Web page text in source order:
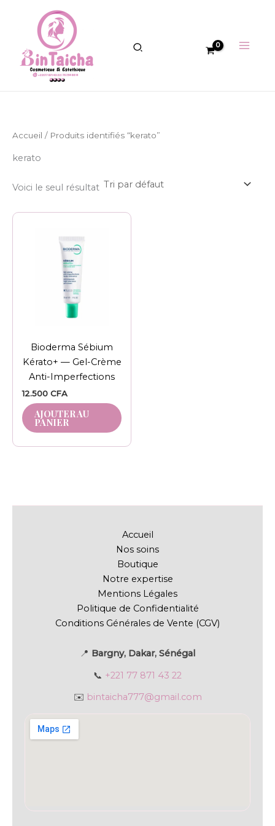
Accueil / Produits identifiés “kerato”
kerato
Voici le seul résultat
Bioderma Sébium
Kérato+ — Gel-Crème
Anti-Imperfections
12.500 CFA
AJOUTER AU
PANIER
Accueil
Nos soins
Boutique
Notre expertise
Mentions Légales
Politique de Confidentialité
Conditions Générales de Vente (CGV)
📍 Bargny, Dakar, Sénégal
📞 +221 77 871 43 22
✉️ bintaicha777@gmail.com